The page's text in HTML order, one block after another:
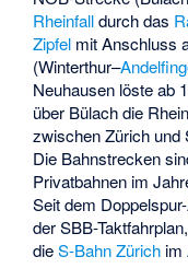
Rheinfalldurch das
Zipfel mit Anschluss
(Winterthur–
Neuhausen löste ab
über Bülach die
zwischen Zürich und
Die Bahnstrecken
Privatbahnen im
Seit dem
der SBB-
dieS-Bahn Zürich im